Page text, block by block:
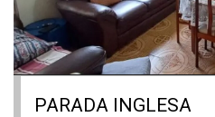
PARADA INGLESA